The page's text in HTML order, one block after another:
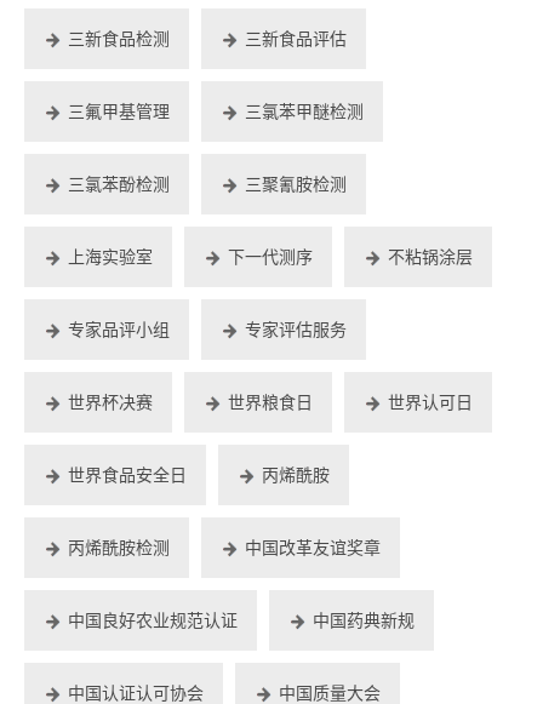
三新食品检测 三新食品评估
三氟甲基管理 三氯苯甲醚检测
三氯苯酚检测 三聚氰胺检测
上海实验室 下一代测序 不粘锅涂层
专家品评小组 专家评估服务
世界杯决赛 世界粮食日 世界认可日
世界食品安全日 丙烯酰胺
丙烯酰胺检测 中国改革友谊奖章
中国良好农业规范认证 中国药典新规
中国认证认可协会 中国质量大会